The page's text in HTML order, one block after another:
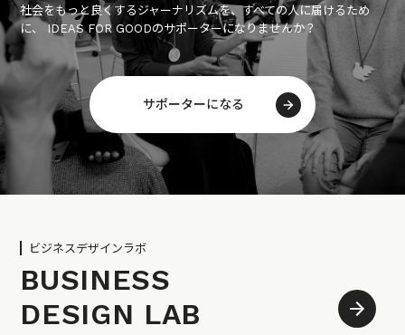
社会をもっと良くするジャーナリズムを、すべての人に届けるため
に、 IDEAS FOR GOODのサポーターになりませんか？
サポーターになる
ビジネスデザインラボ
BUSINESS
DESIGN LAB